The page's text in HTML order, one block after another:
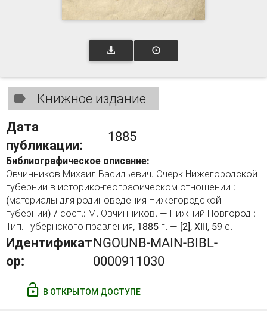
Книжное издание
Дата
публикации:
1885
Библиографическое описание:
Овчинников Михаил Васильевич. Очерк Нижегородской
губернии в историко-географическом отношении :
(материалы для родиноведения Нижегородской
губернии) / сост.: М. Овчинников. — Нижний Новгород :
Тип. Губернского правления, 1885 г. — [2], XIII, 59 с.
Идентификат
ор:
NGOUNB-MAIN-BIBL-
0000911030
В ОТКРЫТОМ ДОСТУПЕ